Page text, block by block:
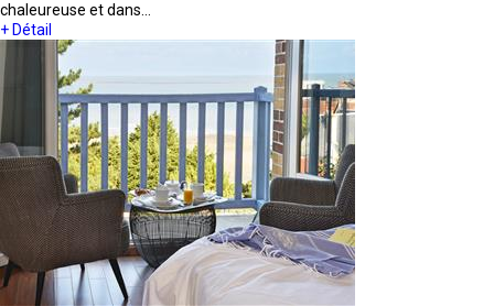
chaleureuse et dans…
+ Détail